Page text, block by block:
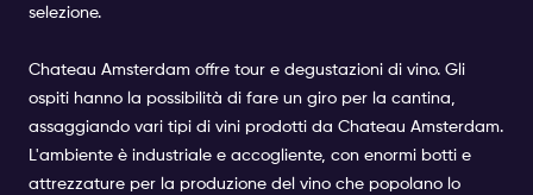
selezione.
Chateau Amsterdam offre tour e degustazioni di vino. Gli
ospiti hanno la possibilità di fare un giro per la cantina,
assaggiando vari tipi di vini prodotti da Chateau Amsterdam.
L'ambiente è industriale e accogliente, con enormi botti e
attrezzature per la produzione del vino che popolano lo